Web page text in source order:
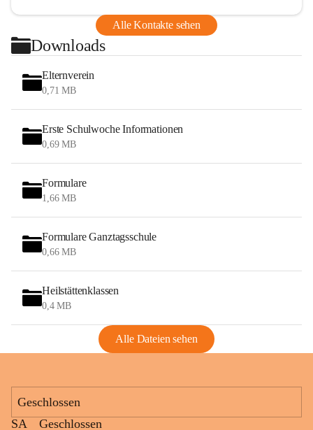
Alle Kontakte sehen
Downloads
Elternverein
0,71 MB
Erste Schulwoche Informationen
0,69 MB
Formulare
1,66 MB
Formulare Ganztagsschule
0,66 MB
Heilstättenklassen
0,4 MB
Alle Dateien sehen
Geschlossen
SA
Geschlossen